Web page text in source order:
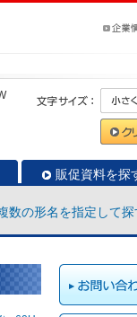
販促資料を探
数の形名を指定して